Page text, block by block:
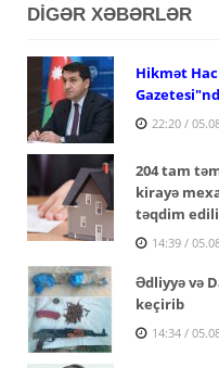
DİGƏR XƏBƏRLƏR
Hikmət
22:20 /
204 tam
kirayə
təqdim
14:39 /
Ədliyyə və
keçirib
14:34 /